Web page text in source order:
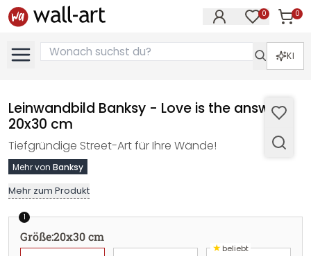
0 0
KI
Leinwandbild Banksy - Love is the answer -
20x30 cm
Tiefgründige Street-Art für Ihre Wände!
Mehr von Banksy
Mehr zum Produkt
1
Größe:20x30 cm
★beliebt